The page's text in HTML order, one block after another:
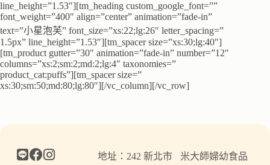
line_height=”1.53″][tm_heading custom_google_font=””
font_weight=”400″ align=”center” animation=”fade-in”
text=”小星泡芙” font_size=”xs:22;lg:26″ letter_spacing=”
1.5px” line_height=”1.53″][tm_spacer size=”xs:30;lg:40″]
[tm_product gutter=”30″ animation=”fade-in” number=”12″
columns=”xs:2;sm:2;md:2;lg:4″ taxonomies=”
product_cat:puffs”][tm_spacer size=”
xs:30;sm:50;md:80;lg:80″][/vc_column][/vc_row]
米大師婦幼食品
地址：242 新北市